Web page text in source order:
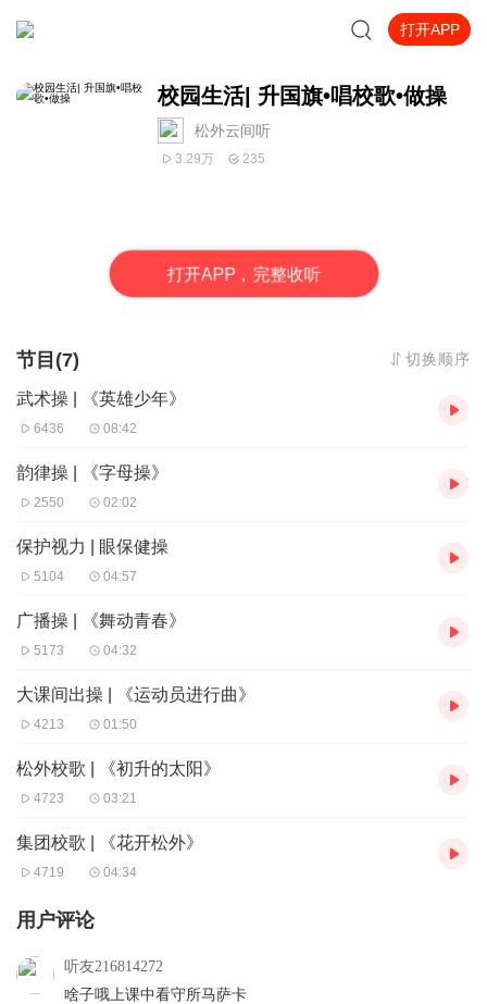
打开APP
校园生活| 升国旗•唱校歌•做操
松外云间听
3.29万 235
打开APP，完整收听
节目(7) 切换顺序
武术操 | 《英雄少年》
6436 08:42
韵律操 | 《字母操》
2550 02:02
保护视力 | 眼保健操
5104 04:57
广播操 | 《舞动青春》
5173 04:32
大课间出操 | 《运动员进行曲》
4213 01:50
松外校歌 | 《初升的太阳》
4723 03:21
集团校歌 | 《花开松外》
4719 04:34
用户评论
听友216814272
啥子哦上课中看守所马萨卡